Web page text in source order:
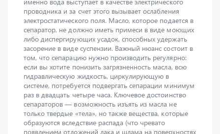
сепаратор, не должно иметь примеси в виде моющих
либо диспергирующих усадок, способных удержать
засорение в виде суспензии. Важный нюанс состоит в
том, что сепарацию нужно производить регулярно:
если вы хотите понизить загрязненность масла, всю
гидравлическую жидкость, циркулирующую в
системе, потребуется подвергать сепарации минимум
раз в двадцать четыре часа. Ключевое достоинство
сепараторов — возможность изъять из масла не
только твердые «тела», но также вещества, которые
образуются вследствие распада (что чревато
появлением отложений лака и шлама на поверхностях
таких важных элементов, как трубопроводы,
подшипники, радиаторы, клапаны).